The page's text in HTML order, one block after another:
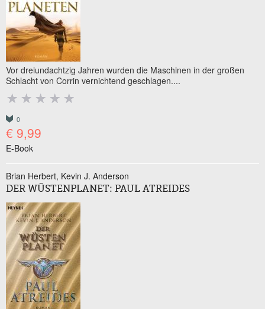
Vor dreiundachtzig Jahren wurden die Maschinen in der großen
Schlacht von Corrin vernichtend geschlagen....
0
€ 9,99
E-Book
Brian Herbert Kevin J. Anderson
DER WÜSTENPLANET: PAUL ATREIDES